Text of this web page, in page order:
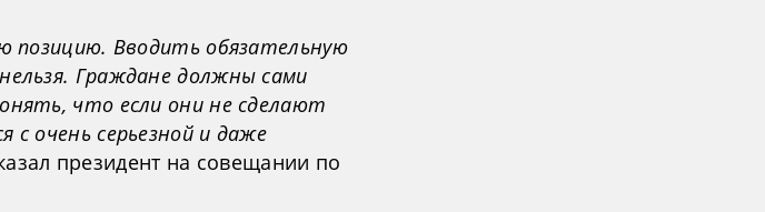
позицию. Вводить обязательную
Граждане должны сами
что если они не сделают
с очень серьезной и даже
президент на совещании по